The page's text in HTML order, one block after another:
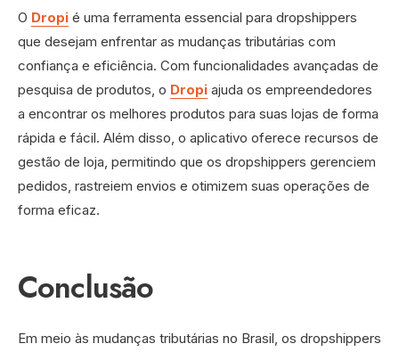
O Dropi é uma ferramenta essencial para dropshippers
que desejam enfrentar as mudanças tributárias com
confiança e eficiência. Com funcionalidades avançadas de
pesquisa de produtos, o Dropi ajuda os empreendedores
a encontrar os melhores produtos para suas lojas de forma
rápida e fácil. Além disso, o aplicativo oferece recursos de
gestão de loja, permitindo que os dropshippers gerenciem
pedidos, rastreiem envios e otimizem suas operações de
forma eficaz.
Conclusão
Em meio às mudanças tributárias no Brasil, os dropshippers